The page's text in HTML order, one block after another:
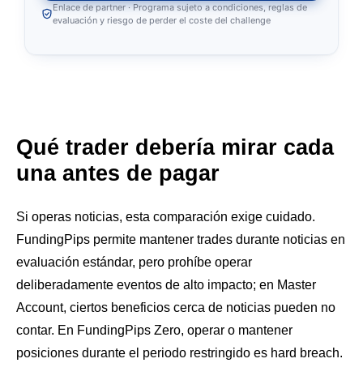
Enlace de partner · Programa sujeto a condiciones, reglas de
evaluación y riesgo de perder el coste del challenge
Qué trader debería mirar cada
una antes de pagar
Si operas noticias, esta comparación exige cuidado.
FundingPips permite mantener trades durante noticias en
evaluación estándar, pero prohíbe operar
deliberadamente eventos de alto impacto; en Master
Account, ciertos beneficios cerca de noticias pueden no
contar. En FundingPips Zero, operar o mantener
posiciones durante el periodo restringido es hard breach.